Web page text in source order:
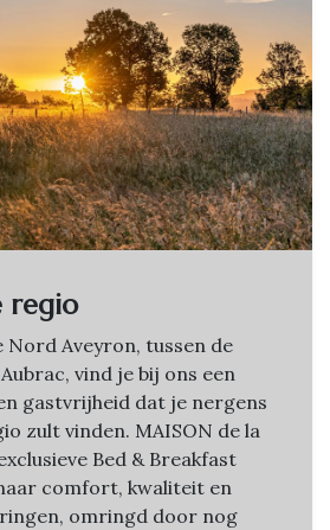
regio
Aveyron, tussen de
vind je bij ons een
gastvrijheid dat je nergens
zult vinden. MAISON de la
Bed & Breakfast
comfort, kwaliteit en
omringd door nog